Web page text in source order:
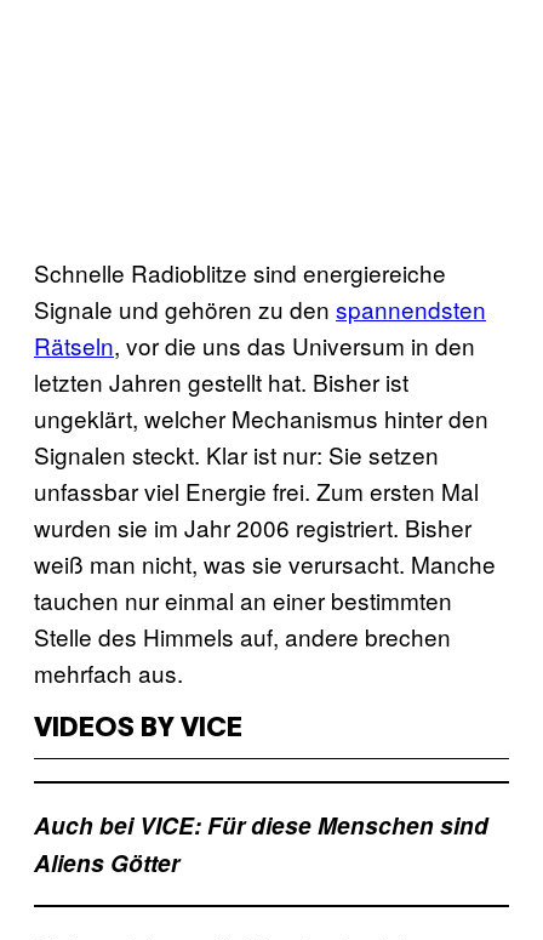
Schnelle Radioblitze sind energiereiche
Signale und gehören zu den spannendsten
Rätseln, vor die uns das Universum in den
letzten Jahren gestellt hat. Bisher ist
ungeklärt, welcher Mechanismus hinter den
Signalen steckt. Klar ist nur: Sie setzen
unfassbar viel Energie frei. Zum ersten Mal
wurden sie im Jahr 2006 registriert. Bisher
weiß man nicht, was sie verursacht. Manche
tauchen nur einmal an einer bestimmten
Stelle des Himmels auf, andere brechen
mehrfach aus.
VIDEOS BY VICE
Auch bei VICE: Für diese Menschen sind
Aliens Götter